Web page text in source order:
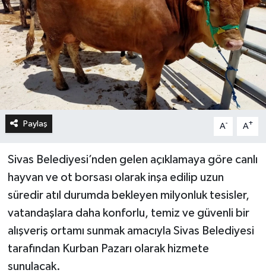
Paylaş A- A+
Sivas Belediyesi’nden gelen açıklamaya göre canlı
hayvan ve ot borsası olarak inşa edilip uzun
süredir atıl durumda bekleyen milyonluk tesisler,
vatandaşlara daha konforlu, temiz ve güvenli bir
alışveriş ortamı sunmak amacıyla Sivas Belediyesi
tarafından Kurban Pazarı olarak hizmete
sunulacak.